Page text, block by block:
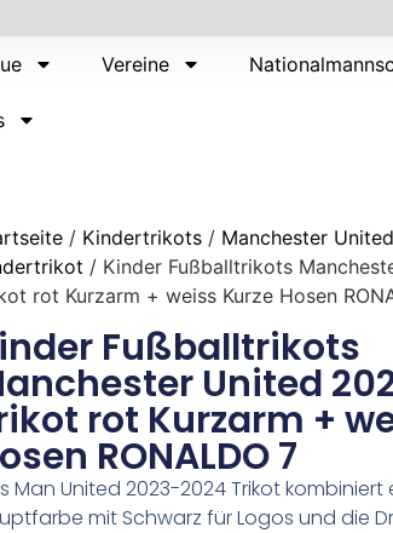
Vereine
/ Kindertrikots / Manchester United
/ Kinder Fußballtrikots
rot Kurzarm + weiss Kurze Hosen
Fußballtrikots
United
rot Kurzarm +
RONALDO 7
Man United 2023-2024 Trikot kombiniert
mit Schwarz für Logos und die